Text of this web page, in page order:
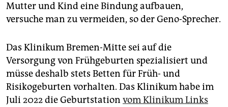
Mutter und Kind eine Bindung aufbauen,
versuche man zu vermeiden, so der Geno-Sprecher.
Das Klinikum Bremen-Mitte sei auf die
Versorgung von Frühgeburten spezialisiert und
müsse deshalb stets Betten für Früh- und
Risikogeburten vorhalten. Das Klinikum habe im
Juli 2022 die Geburtstation vom Klinikum Links